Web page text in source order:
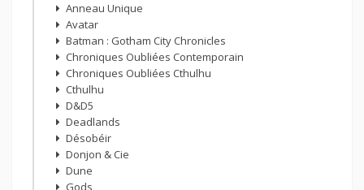
Anneau Unique
Avatar
Batman : Gotham City Chronicles
Chroniques Oubliées Contemporain
Chroniques Oubliées Cthulhu
Cthulhu
D&D5
Deadlands
Désobéir
Donjon & Cie
Dune